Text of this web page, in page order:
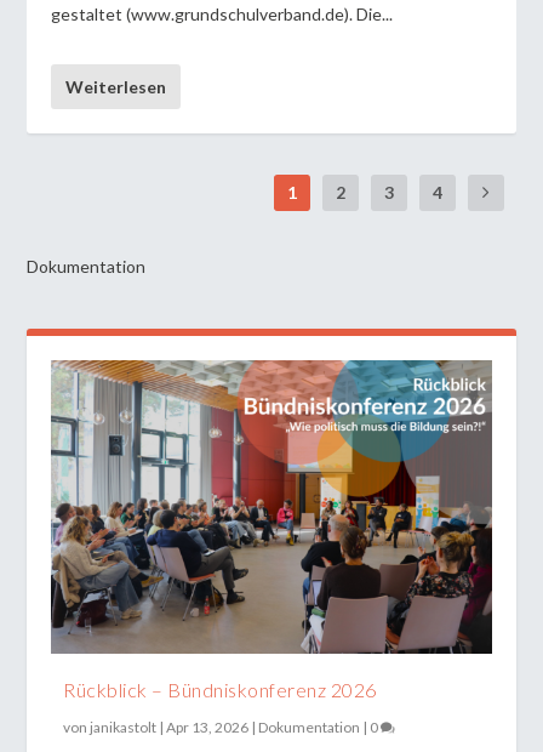
gestaltet (www.grundschulverband.de). Die...
Weiterlesen
1 2 3 4
Dokumentation
Rückblick – Bündniskonferenz 2026
von janikastolt |Apr 13, 2026 | Dokumentation | 0